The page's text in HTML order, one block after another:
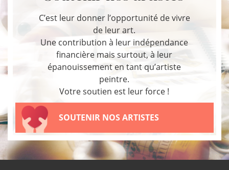
C’est leur donner l’opportunité de vivre
de leur art.
Une contribution à leur indépendance
financière mais surtout, à leur
épanouissement en tant qu’artiste
peintre.
Votre soutien est leur force !
SOUTENIR NOS ARTISTES